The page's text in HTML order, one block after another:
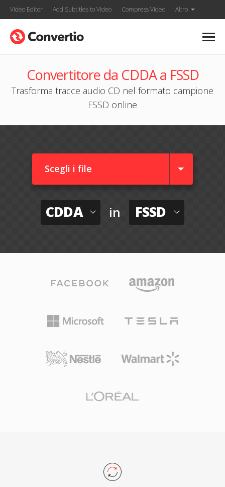
Video Editor Add Subtitles to Video Compress Video Altro
Convertitore da CDDA a FSSD
Trasforma tracce audio CD nel formato campione
FSSD online
Scegli i file
CDDA in FSSD